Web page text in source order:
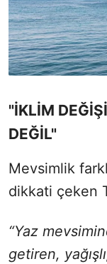
"İKLİM
DEĞİL"
Mevsimlik
dikkati çeken
“Yaz
getiren,